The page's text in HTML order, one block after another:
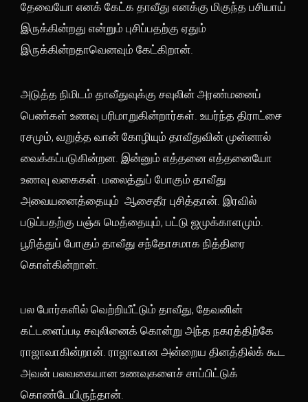
தேவையோ எனக் கேட்க தாவீது எனக்கு மிகுந்த பசியாய்
இருக்கின்றது என்றும் புசிப்பதற்கு ஏதும்
இருக்கின்றதாவெனவும் கேட்கிறான்.
அடுத்த நிமிடம் தாவீதுவுக்கு சவுலின் அரண்மனைப்
பெண்கள் உணவு பரிமாறுகின்றார்கள். உயர்ந்த திராட்சை
ரசமும், வறுத்த வான் கோழியும் தாவீதுவின் முன்னால்
வைக்கப்படுகின்றன. இன்னும் எத்தனை எத்தனையோ
உணவு வகைகள். மலைத்துப் போகும் தாவீது
அவையனைத்தையும் ஆசைதீர புசித்தான். இரவில்
படுப்பதற்கு பஞ்சு மெத்தையும், பட்டு ஜமுக்காளமும்.
பூரித்துப் போகும் தாவீது சந்தோசமாக நித்திரை
கொள்கின்றான்.
பல போர்களில் வெற்றியீட்டும் தாவீது, தேவனின்
கட்டளைப்படி சவுலினைக் கொன்று அந்த நகரத்திற்கே
ராஜாவாகின்றான். ராஜாவான அன்றைய தினத்தில்க் கூட
அவன் பலவகையான உணவுகளைச் சாப்பிட்டுக்
கொண்டேயிருந்தான்.